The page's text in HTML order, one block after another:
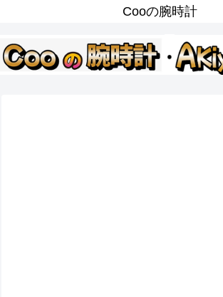
Cooの腕時計